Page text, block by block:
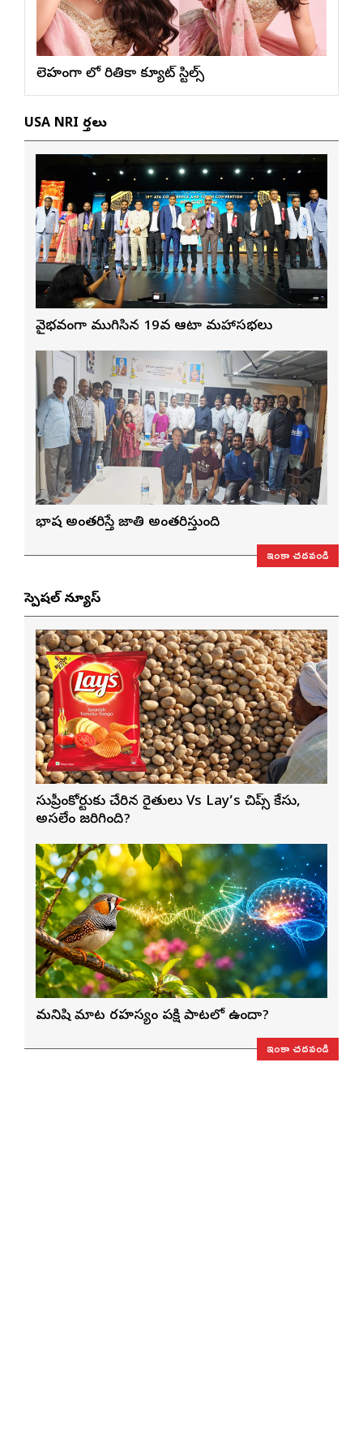
లెహంగా లో రితికా క్యూట్ స్టిల్స్
USA NRI వార్తలు
వైభవంగా ముగిసిన 19వ ఆటా మహాసభలు
భాష అంతరిస్తే జాతి అంతరిస్తుంది
ఇంకా చదవండి
స్పెషల్ న్యూస్
సుప్రీంకోర్టుకు చేరిన రైతులు Vs Lay’s చిప్స్‌ కేసు,
అసలేం జరిగింది?
మనిషి మాట రహస్యం పక్షి పాటలో ఉందా?
ఇంకా చదవండి